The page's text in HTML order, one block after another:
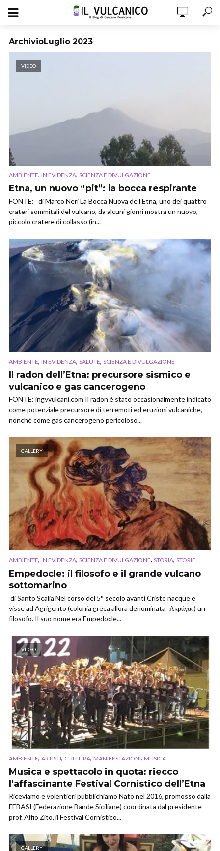
ArchivioLuglio 2023
VIDEO
AMBIENTE, IN EVIDENZA, SCIENZA E DIVULGAZIONE
Etna, un nuovo “pit”: la bocca respirante
FONTE: di Marco Neri La Bocca Nuova dell’Etna, uno dei quattro
crateri sommitali del vulcano, da alcuni giorni mostra un nuovo,
piccolo cratere di collasso (in...
AMBIENTE, IN EVIDENZA, SALUTE, SCIENZA E DIVULGAZIONE
Il radon dell’Etna: precursore sismico e
vulcanico e gas cancerogeno
FONTE: ingvvulcani.com Il radon è stato occasionalmente indicato
come potenziale precursore di terremoti ed eruzioni vulcaniche,
nonché come gas cancerogeno pericoloso...
GALLERY
AMBIENTE, IN EVIDENZA, SCIENZA E DIVULGAZIONE, STORIA, STORIE
Empedocle: il filosofo e il grande vulcano
sottomarino
di Santo Scalia Nel corso del 5° secolo avanti Cristo nacque e
visse ad Agrigento (colonia greca allora denominata ᾿Ακράγας) un
filosofo. Il suo nome era Empedocle...
VIDEO
AMBIENTE, ARTISTI, CULTURA, MANIFESTAZIONI, MUSICA
Musica e spettacolo in quota: riecco
l’affascinante Festival Cornistico dell’Etna
Riceviamo e volentieri pubblichiamo Nato nel 2016, promosso dalla
FEBASI (Federazione Bande Siciliane) coordinata dal presidente
prof. Alfio Zito, il Festival Cornistico...
GALLERY